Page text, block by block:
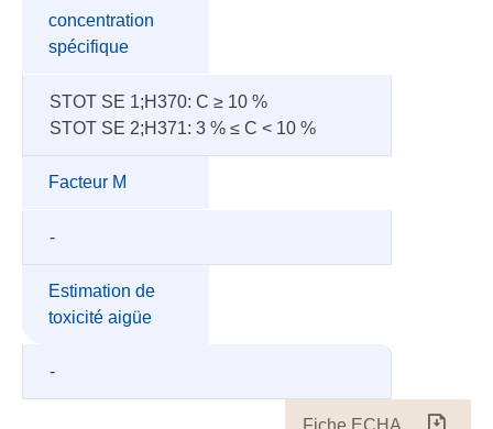
concentration
spécifique
STOT SE 1;H370: C ≥ 10 %
STOT SE 2;H371: 3 % ≤ C < 10 %
Facteur M
-
Estimation de
toxicité aigüe
-
Fiche ECHA